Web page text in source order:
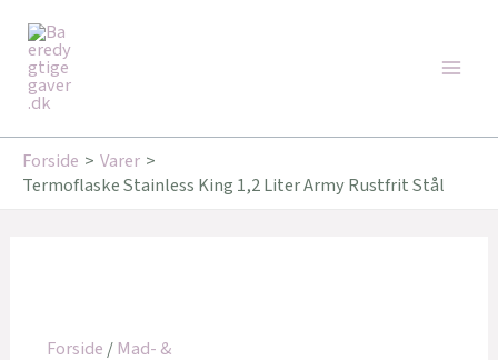
indholdet
Forside
Varer
Termoflaske Stainless King 1,2 Liter Army Rustfrit Stål
Forside/Mad- &
Tilbud!
Tilbud!
249,95 kr..221,00 kr..
Tilbud!
Tilbud!
199,00 kr..159,20 kr..